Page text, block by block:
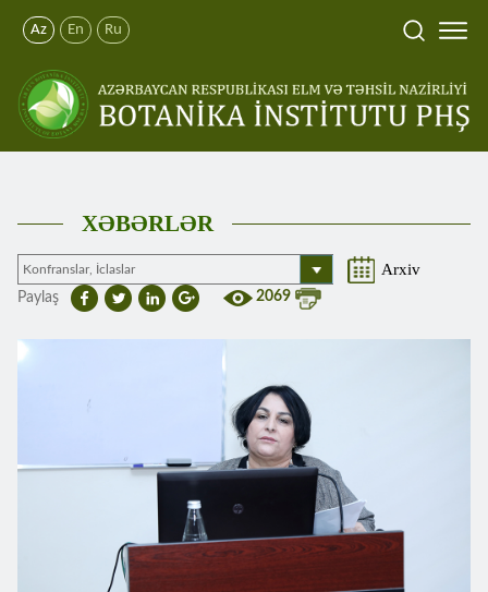
Az En Ru
XƏBƏRLƏR
Arxiv
Paylaş 2069